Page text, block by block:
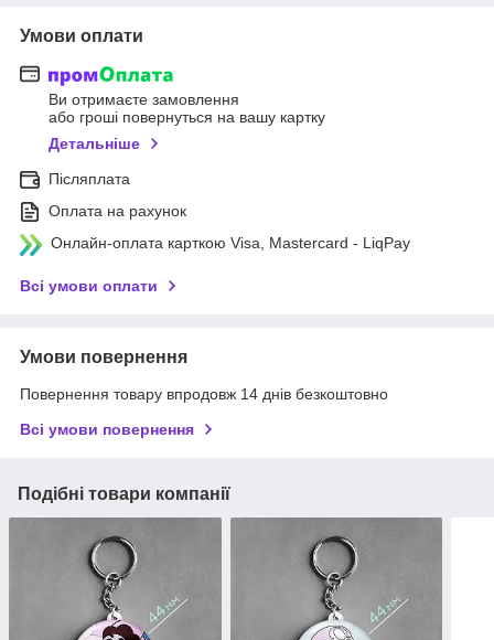
Умови оплати
Ви отримаєте замовлення
або гроші повернуться на вашу картку
Детальніше
Післяплата
Оплата на рахунок
Онлайн-оплата карткою Visa, Mastercard - LiqPay
Всі умови оплати
Умови повернення
Повернення товару впродовж 14 днів безкоштовно
Всі умови повернення
Подібні товари компанії